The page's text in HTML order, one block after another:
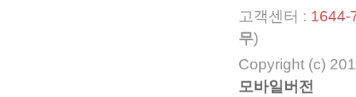
고객센터 : 1644-
무)
Copyright (c)
모바일버전